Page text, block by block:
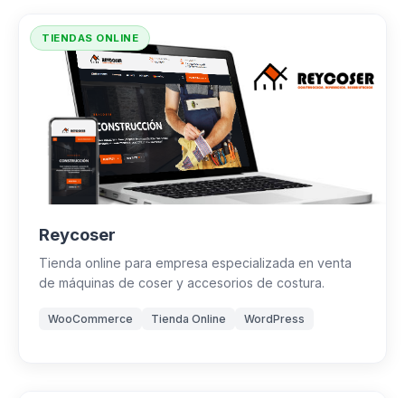
TIENDAS ONLINE
Reycoser
Tienda online para empresa especializada en venta
de máquinas de coser y accesorios de costura.
WooCommerce Tienda Online WordPress